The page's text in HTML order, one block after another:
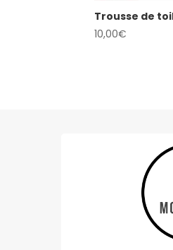
Trousse de
10,00€